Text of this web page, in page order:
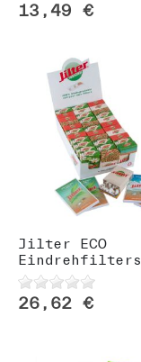
13,49 €
Jilter ECO
Eindrehfilters
26,62 €